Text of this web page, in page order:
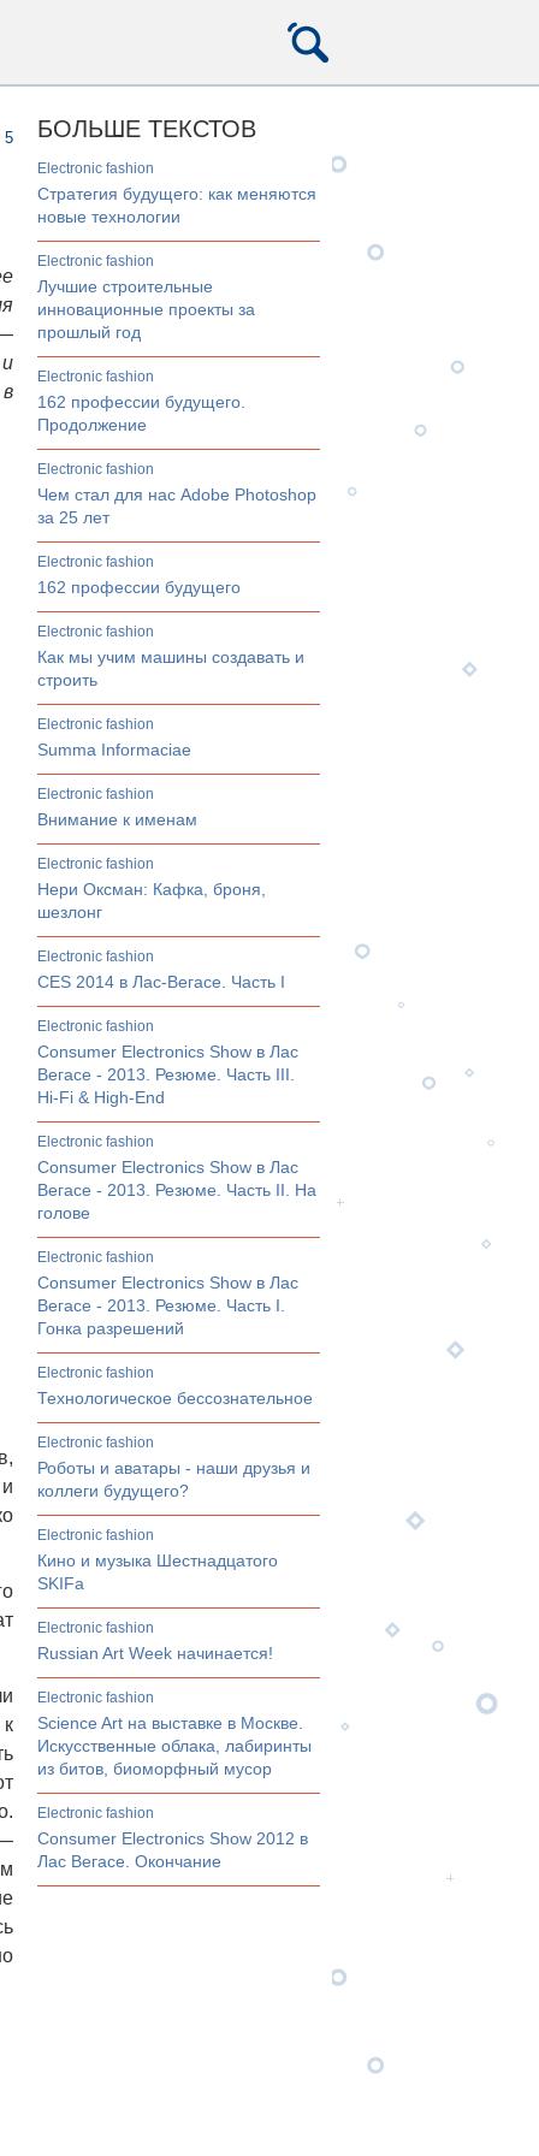
5 БОЛЬШЕ ТЕКСТОВ
electronic fashion
Стратегия будущего: как меняются
новые технологии
electronic fashion
Лучшие строительные
инновационные проекты за
прошлый год
electronic fashion
162 профессии будущего.
Продолжение
electronic fashion
Чем стал для нас Adobe Photoshop
за 25 лет
electronic fashion
162 профессии будущего
electronic fashion
Как мы учим машины создавать и
строить
electronic fashion
Summa Informaciae
electronic fashion
Внимание к именам
electronic fashion
Нери Оксман: Кафка, броня,
шезлонг
electronic fashion
CES 2014 в Лас-Вегасе. Часть I
electronic fashion
Consumer Electronics Show в Лас
Вегасе - 2013. Резюме. Часть III.
Hi-Fi & High-End
electronic fashion
Consumer Electronics Show в Лас
Вегасе - 2013. Резюме. Часть II. На
голове
electronic fashion
Consumer Electronics Show в Лас
Вегасе - 2013. Резюме. Часть I.
Гонка разрешений
electronic fashion
Технологическое бессознательное
electronic fashion
Роботы и аватары - наши друзья и
коллеги будущего?
electronic fashion
Кино и музыка Шестнадцатого
SKIFа
electronic fashion
Russian Art Week начинается!
electronic fashion
Science Art на выставке в Москве.
Искусственные облака, лабиринты
из битов, биоморфный мусор
electronic fashion
Consumer Electronics Show 2012 в
Лас Вегасе. Окончание